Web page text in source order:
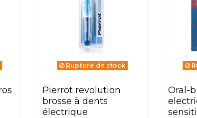
Rupture de stock
pierrot revolution
brosse à dents
électrique
oral-b brosse a dent